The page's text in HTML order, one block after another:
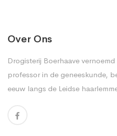
Over Ons
Drogisterij Boerhaave
professor in de geneeskunde,
eeuw langs de Leidse